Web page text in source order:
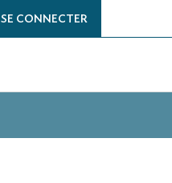
SE CONNECTER